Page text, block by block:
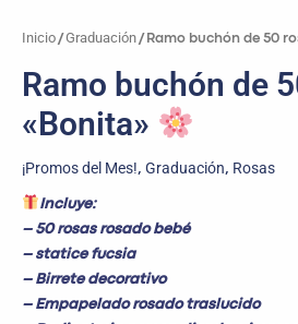
Inicio /Graduación / Ramo buchón de 50
Ramo buchón de
«Bonita»
¡Promos del Mes!, Graduación, Rosas
Incluye:
– 50 rosas rosado bebé
– statice fucsia
– Birrete decorativo
– Empapelado rosado traslucido